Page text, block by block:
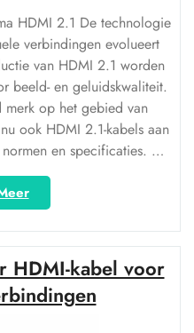
Allekabels.nl”
HDMI 2.1 De technologie
verbindingen evolueert
van HDMI 2.1 worden
beeld- en geluidskwaliteit.
merk op het gebied van
ook HDMI 2.1-kabels aan
en specificaties. …
“Ontdek
de
Nieuwe
Standaard
met
Hama
HDMI
HDMI-kabel voor